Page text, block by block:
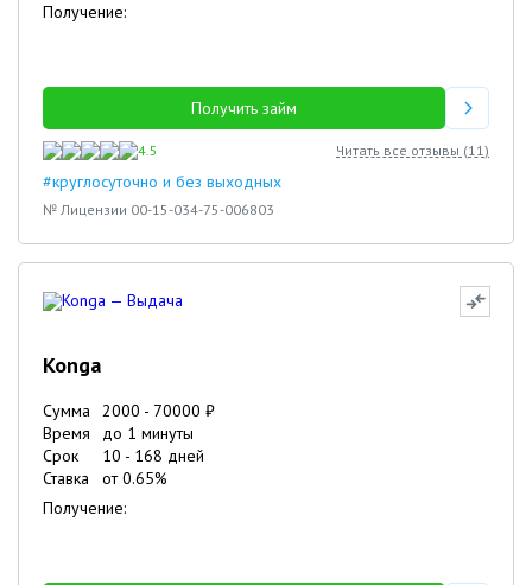
Получение:
Получить займ
4.5 Читать все отзывы (11)
#круглосуточно и без выходных
№ Лицензии 00-15-034-75-006803
Konga
Сумма 2000 - 70000 ₽
Время
до 1 минуты
Срок
10 - 168 дней
Ставка
от0.65%
Получение: